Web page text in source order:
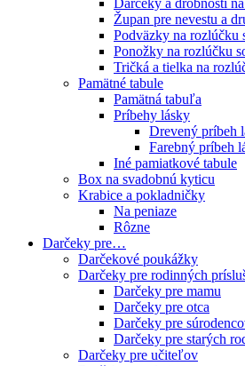
Darčeky a drobnosti
Župan pre nevestu a
Podväzky na rozlúčku
Ponožky na rozlúčku
Tričká a tielka na
Pamätné tabule
Pamätná tabuľa
Príbehy lásky
Drevený príbeh
Farebný príbeh
Iné pamiatkové tabule
Box na svadobnú kyticu
Krabice a pokladničky
Na peniaze
Rôzne
Darčeky pre…
Darčekové poukážky
Darčeky pre rodinných
Darčeky pre mamu
Darčeky pre otca
Darčeky pre
Darčeky pre starých
Darčeky pre učiteľov